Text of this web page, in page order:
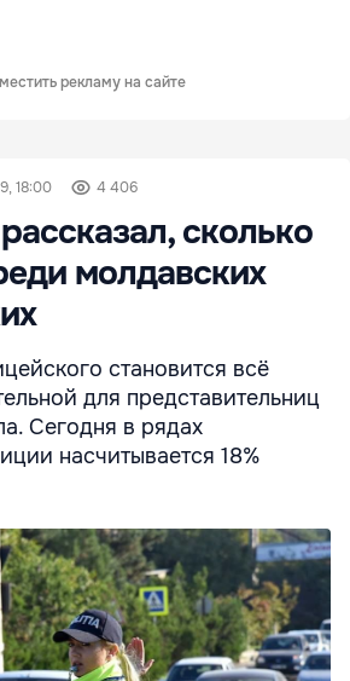
рекламу на сайте
18:00 4 406
сколько
молдавских
становится всё
для представительниц
Сегодня в рядах
насчитывается 18%